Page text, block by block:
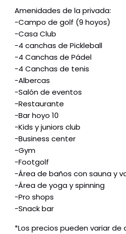
Amenidades de la privada:
-Campo de golf (9 hoyos)
-Casa Club
-4 canchas de Pickleball
-4 Canchas de Pádel
-4 Canchas de tenis
-Albercas
-Salón de eventos
-Restaurante
-Bar hoyo 10
-Kids y juniors club
-Business center
-Gym
-Footgolf
-Área de baños con sauna y
-Área de yoga y spinning
-Pro shops
-Snack bar
*Los precios pueden variar de